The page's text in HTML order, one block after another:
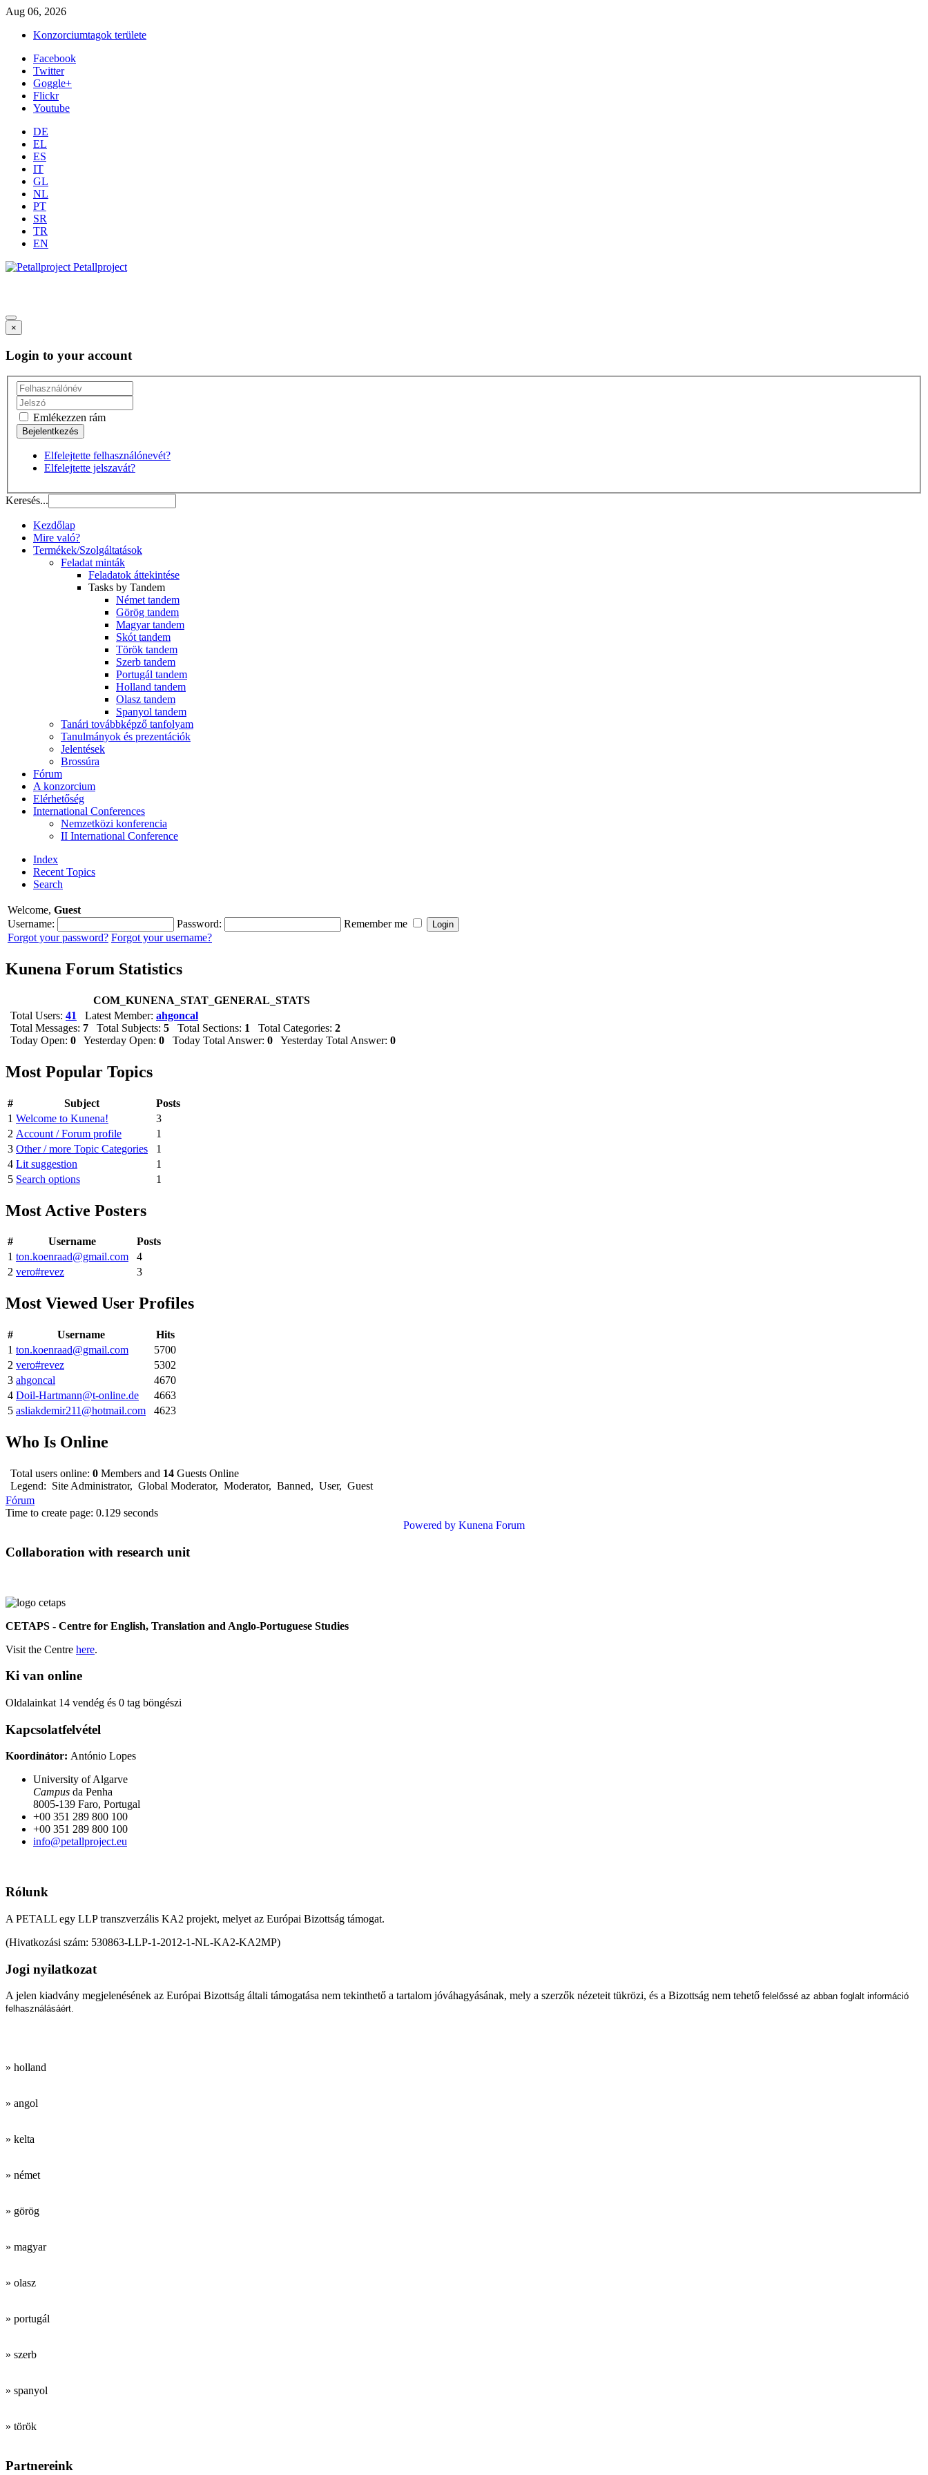
Aug 06, 2026
Konzorciumtagok területe
Facebook
Twitter
Goggle+
Flickr
Youtube
DE
EL
ES
IT
GL
NL
PT
SR
TR
EN
Petallproject
×
Login to your account
Emlékezzen rám
Elfelejtette felhasználónevét?
Elfelejtette jelszavát?
Keresés...
Kezdőlap
Mire való?
Termékek/Szolgáltatások
Feladat minták
Feladatok áttekintése
Tasks by Tandem
Német tandem
Görög tandem
Magyar tandem
Skót tandem
Török tandem
Szerb tandem
Portugál tandem
Holland tandem
Olasz tandem
Spanyol tandem
Tanári továbbképző tanfolyam
Tanulmányok és prezentációk
Jelentések
Brossúra
Fórum
A konzorcium
Elérhetőség
International Conferences
Nemzetközi konferencia
II International Conference
Index
Recent Topics
Search
Welcome, Guest
Username:
Password:
Remember me
Forgot your password? Forgot your username?
Kunena Forum Statistics
COM_KUNENA_STAT_GENERAL_STATS
Total Users: 41 Latest Member: ahgoncal
Total Messages: 7 Total Subjects: 5 Total Sections: 1 Total Categories: 2
Today Open: 0 Yesterday Open: 0 Today Total Answer: 0 Yesterday Total Answer: 0
Most Popular Topics
# Subject
Posts
1 Welcome to Kunena!
3
2 Account / Forum profile
1
3 Other / more Topic Categories
1
4 Lit suggestion
1
5 Search options 1
Most Active Posters
# Username
Posts
1 ton.koenraad@gmail.com
4
2 vero#revez 3
Most Viewed User Profiles
# Username
Hits
1 ton.koenraad@gmail.com
5700
2 vero#revez
5302
3 ahgoncal
4670
4 Doil-Hartmann@t-online.de
4663
5 asliakdemir211@hotmail.com 4623
Who Is Online
Total users online: 0 Members and 14 Guests Online
Legend: Site Administrator, Global Moderator, Moderator, Banned, User, Guest
Fórum
Time to create page: 0.129 seconds
Powered by Kunena Forum
Collaboration with research unit
CETAPS - Centre for English, Translation and Anglo-Portuguese Studies
Visit the Centre here.
Ki van online
Oldalainkat 14 vendég és 0 tag böngészi
Kapcsolatfelvétel
Koordinátor: António Lopes
University of Algarve
Campus da Penha
8005-139 Faro, Portugal
+00 351 289 800 100
+00 351 289 800 100
info@petallproject.eu
Rólunk
A PETALL egy LLP transzverzális KA2 projekt, melyet az Európai Bizottság támogat.
(Hivatkozási szám: 530863-LLP-1-2012-1-NL-KA2-KA2MP)
Jogi nyilatkozat
A jelen kiadvány megjelenésének az Európai Bizottság általi támogatása nem tekinthető a tartalom jóváhagyásának, mely a szerzők nézeteit tükrözi, és a Bizottság nem tehető felelőssé az abban foglalt információ
felhasználásáért.
» holland
» angol
» kelta
» német
» görög
» magyar
» olasz
» portugál
» szerb
» spanyol
» török
Partnereink